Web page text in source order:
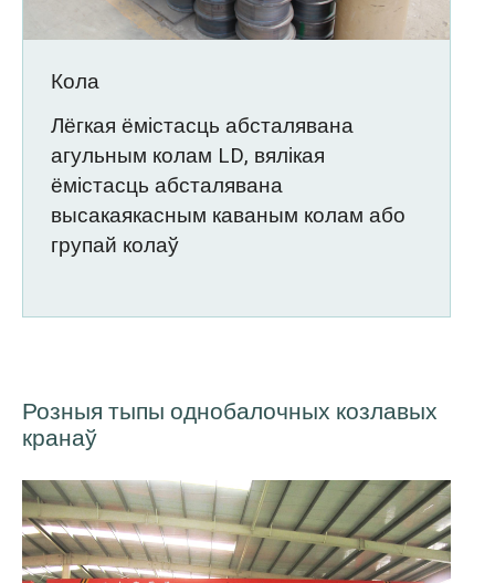
Кола
Лёгкая ёмістасць абсталявана
агульным колам LD, вялікая
ёмістасць абсталявана
высакаякасным каваным колам або
групай колаў
Розныя тыпы однобалочных козлавых
кранаў